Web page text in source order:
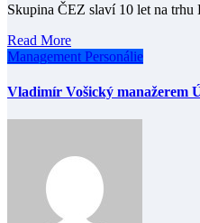
Skupina ČEZ slaví 10 let na
Read More
Management Personálie
Vladimír Vošický manažerem